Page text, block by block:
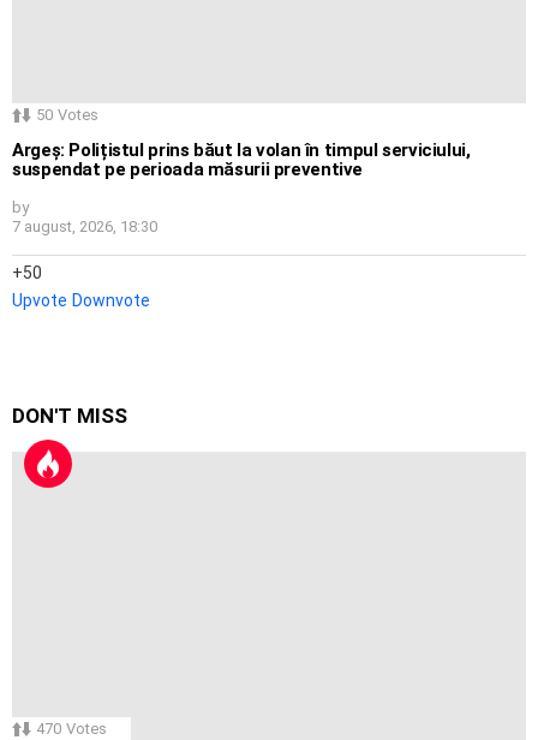
50 Votes
Argeș: Polițistul prins băut la volan în timpul serviciului,
suspendat pe perioada măsurii preventive
by
7 august, 2026, 18:30
50
Upvote Downvote
DON'T MISS
470 Votes